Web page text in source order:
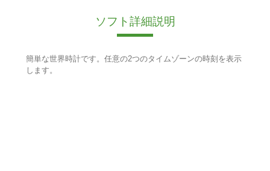
ソフト詳細説明
簡単な世界時計です。任意の2つのタイムゾーンの時刻を表示
します。